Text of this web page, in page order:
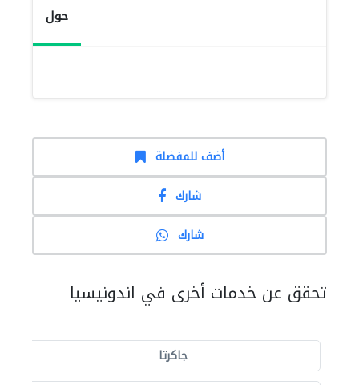
حول
أضف للمفضلة
شارك
شارك
تحقق عن خدمات أخرى في اندونيسيا
جاكرتا